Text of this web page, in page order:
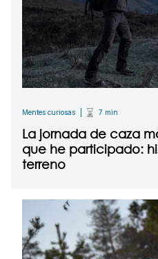
Mentes curiosas 7 min
La jornada de caza
que he participado:
terreno